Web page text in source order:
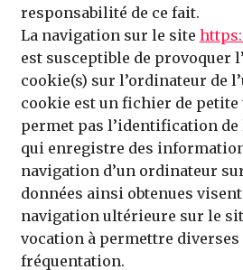
responsabilité de ce fait.
La navigation sur le site
est susceptible de provoquer
cookie(s) sur l’ordinateur de
cookie est un fichier de petite
permet pas l’identification
qui enregistre des
navigation d’un ordinateur
données ainsi obtenues
navigation ultérieure sur le
vocation à permettre diverses
fréquentation.